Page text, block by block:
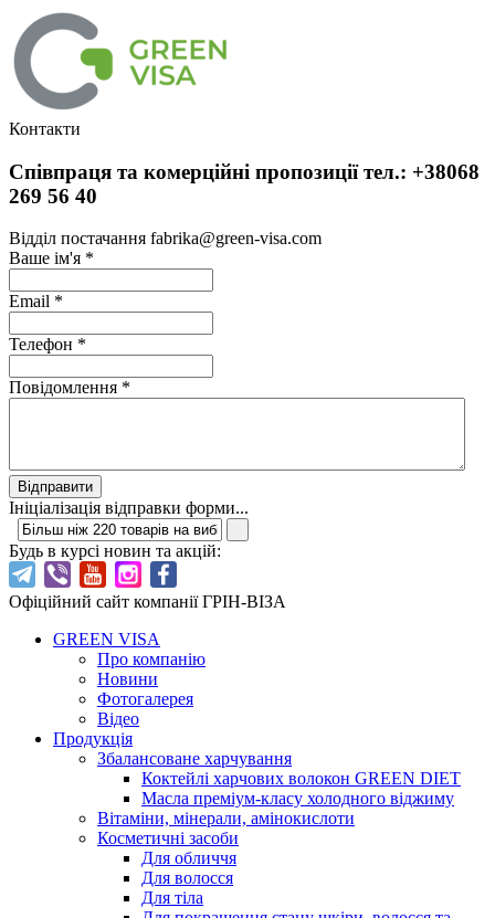
Контакти
Співпраця та комерційні пропозиції тел.: +38068
269 56 40
Відділ постачання fabrika@green-visa.com
Ваше ім'я *
Email *
Телефон *
Повідомлення *
Відправити
Ініціалізація відправки форми...
Будь в курсі новин та акцій:
Офіційний сайт компанії ГРІН-ВІЗА
GREEN VISA
Про компанію
Новини
Фотогалерея
Відео
Продукція
Збалансоване харчування
Коктейлі харчових волокон GREEN DIET
Масла преміум-класу холодного віджиму
Вітаміни, мінерали, амінокислоти
Косметичні засоби
Для обличчя
Для волосся
Для тіла